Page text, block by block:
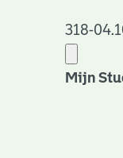
318-
Mijn